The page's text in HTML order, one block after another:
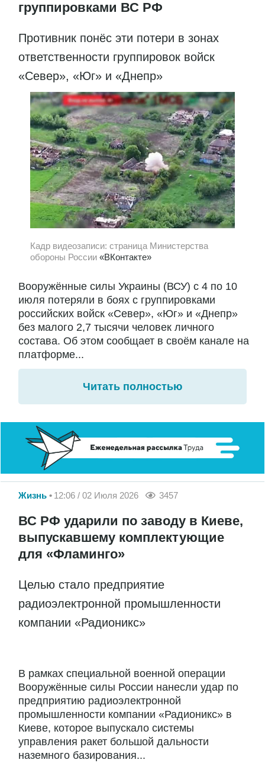
группировками ВС РФ
Противник понёс эти потери в зонах
ответственности группировок войск
«Север», «Юг» и «Днепр»
Кадр видеозаписи: страница Министерства
обороны России «ВКонтакте»
Вооружённые силы Украины (ВСУ) с 4 по 10
июля потеряли в боях с группировками
российских войск «Север», «Юг» и «Днепр»
без малого 2,7 тысячи человек личного
состава. Об этом сообщает в своём канале на
платформе...
Читать полностью
Жизнь 12:06 / 02 Июля 2026 3457
ВС РФ ударили по заводу в Киеве,
выпускавшему комплектующие
для «Фламинго»
Целью стало предприятие
радиоэлектронной промышленности
компании «Радионикс»
В рамках специальной военной операции
Вооружённые силы России нанесли удар по
предприятию радиоэлектронной
промышленности компании «Радионикс» в
Киеве, которое выпускало системы
управления ракет большой дальности
наземного базирования...